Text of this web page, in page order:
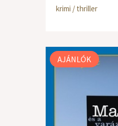
krimi / thriller
AJÁNLÓK